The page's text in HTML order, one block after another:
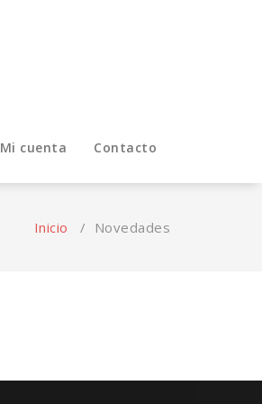
Mi cuenta Contacto
Inicio / Novedades